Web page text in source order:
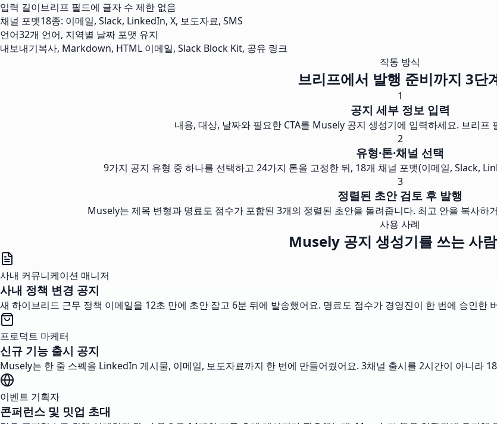
입력 길이브리프 필드에 글자 수 제한 없음
채널 포맷18종: 이메일, Slack, LinkedIn, X, 보도자료, SMS
언어32개 언어, 지역별 날짜 포맷 유지
내보내기복사, Markdown, HTML 이메일, Slack Block Kit, 공유 링크
작동 방식
브리프에서 발행 준비까지 3단
1
공지 세부 정보 입력
내용, 대상, 날짜와 필요한 CTA를 Musely 공지 생성기에 입력하세요. 브리프
2
유형·톤·채널 선택
9가지 공지 유형 중 하나를 선택하고 24가지 톤을 고정한 뒤, 18개 채널 포맷(이메일, Slack,
3
정렬된 초안 검토 후 발행
Musely는 제목 변형과 명료도 점수가 포함된 3개의 정렬된 초안을 돌려줍니다. 최고 안을 복사하
사용 사례
Musely 공지 생성기를 쓰는 사
사내 커뮤니케이션 매니저
사내 정책 변경 공지
새 하이브리드 근무 정책 이메일을 12초 만에 초안 잡고 6분 뒤에 발송했어요. 명료도 점수가 경영진이 한 번에 승인한
프로덕트 마케터
신규 기능 출시 공지
Musely는 한 줄 스펙을 LinkedIn 게시물, 이메일, 보도자료까지 한 번에 만들어줬어요. 3채널 출시를 2시간이 아니라
이벤트 기획자
콘퍼런스 및 밋업 초대